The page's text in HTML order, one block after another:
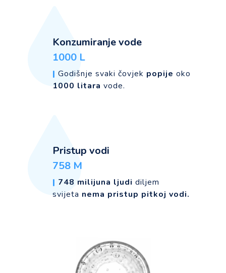
Konzumiranje vode
1000 L
| Godišnje svaki čovjek popije oko
1000 litara vode.
Pristup vodi
758 M
| 748 milijuna ljudi diljem
svijeta nema pristup pitkoj vodi.